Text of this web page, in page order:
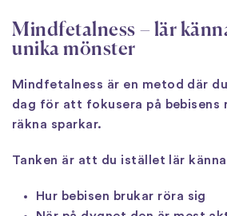
Mindfetalness – lär
unika mönster
Mindfetalness är en metod där
dag för att fokusera på bebisens
räkna sparkar.
Tanken är att du istället lär
Hur bebisen brukar röra sig